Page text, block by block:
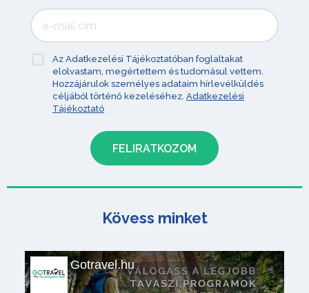
Az Adatkezelési Tájékoztatóban foglaltakat
elolvastam, megértettem és tudomásul vettem.
Hozzájárulok személyes adataim hírlevélküldés
céljából történő kezeléséhez. Adatkezelési
Tájékoztató
Kövess minket
Gotravel.hu